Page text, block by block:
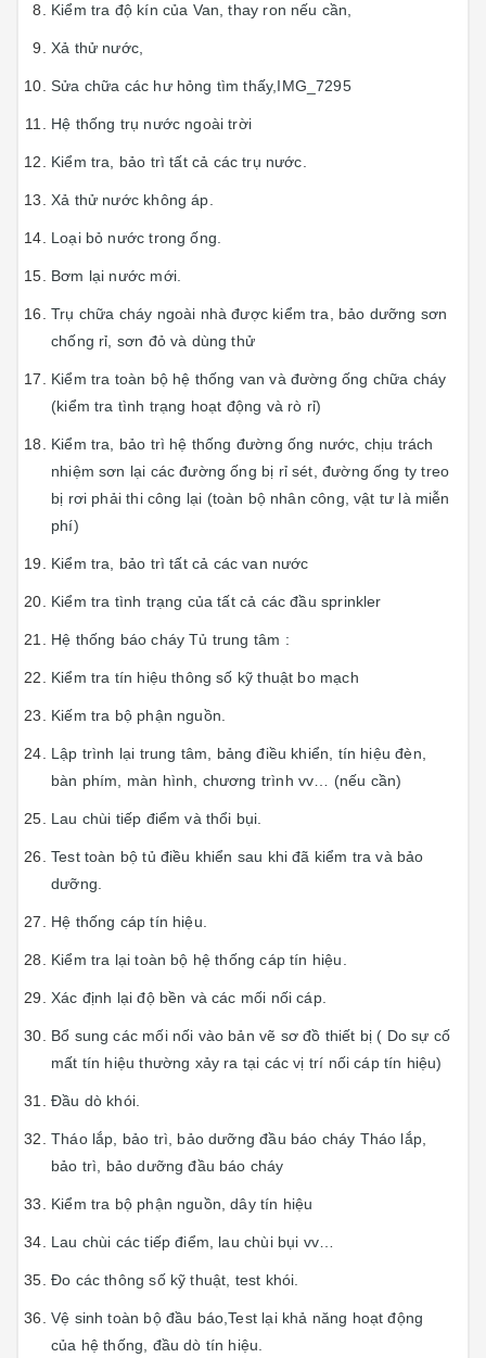
Kiểm tra độ kín của Van, thay ron nếu cần,
Xả thử nước,
Sửa chữa các hư hỏng tìm thấy,IMG_7295
Hệ thống trụ nước ngoài trời
Kiểm tra, bảo trì tất cả các trụ nước.
Xả thử nước không áp.
Loại bỏ nước trong ống.
Bơm lại nước mới.
Trụ chữa cháy ngoài nhà được kiểm tra, bảo dưỡng sơn
chống rỉ, sơn đỏ và dùng thử
Kiểm tra toàn bộ hệ thống van và đường ống chữa cháy
(kiểm tra tình trạng hoạt động và rò rỉ)
Kiểm tra, bảo trì hệ thống đường ống nước, chịu trách
nhiệm sơn lại các đường ống bị rỉ sét, đường ống ty treo
bị rơi phải thi công lại (toàn bộ nhân công, vật tư là miễn
phí)
Kiểm tra, bảo trì tất cả các van nước
Kiểm tra tình trạng của tất cả các đầu sprinkler
Hệ thống báo cháy Tủ trung tâm :
Kiểm tra tín hiệu thông số kỹ thuật bo mạch
Kiếm tra bộ phận nguồn.
Lập trình lại trung tâm, bảng điều khiển, tín hiệu đèn,
bàn phím, màn hình, chương trình vv… (nếu cần)
Lau chùi tiếp điểm và thổi bụi.
Test toàn bộ tủ điều khiển sau khi đã kiểm tra và bảo
dưỡng.
Hệ thống cáp tín hiệu.
Kiểm tra lại toàn bộ hệ thống cáp tín hiệu.
Xác định lại độ bền và các mối nối cáp.
Bổ sung các mối nối vào bản vẽ sơ đồ thiết bị ( Do sự cố
mất tín hiệu thường xảy ra tại các vị trí nối cáp tín hiệu)
Đầu dò khói.
Tháo lắp, bảo trì, bảo dưỡng đầu báo cháy Tháo lắp,
bảo trì, bảo dưỡng đầu báo cháy
Kiểm tra bộ phận nguồn, dây tín hiệu
Lau chùi các tiếp điểm, lau chùi bụi vv…
Đo các thông số kỹ thuật, test khói.
Vệ sinh toàn bộ đầu báo,Test lại khả năng hoạt động
của hệ thống, đầu dò tín hiệu.